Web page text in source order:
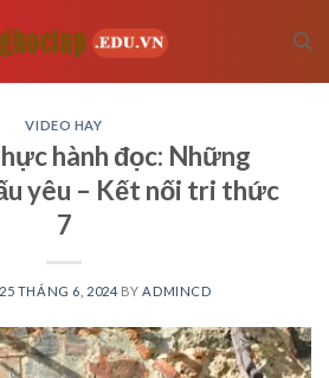
VIDEO HAY
hành đọc: Những
yêu – Kết nối tri thức
7
25 THÁNG 6, 2024 BY ADMINCD